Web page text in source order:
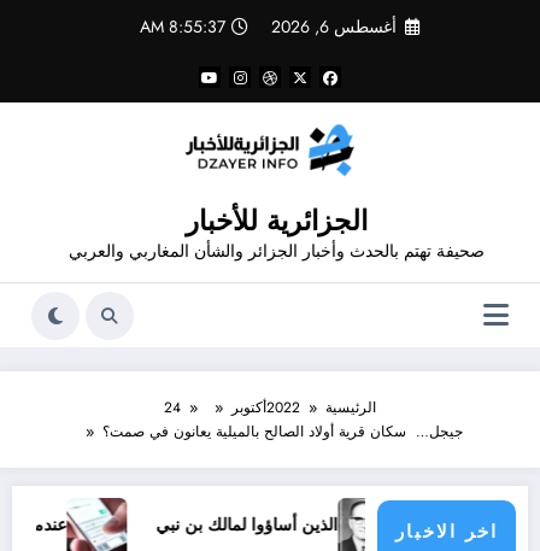
أغسطس 6, 2026 8:55:37 AM
الجزائرية للأخبار
صحيفة تهتم بالحدث وأخبار الجزائر والشأن المغاربي والعربي
الرئيسية 2022أكتوبر
24
جيجل… سكان قرية أولاد الصالح بالميلية يعانون في صمت؟
اخر الاخبار الذين أساؤوا لمالك بن نبي عندما ترسل